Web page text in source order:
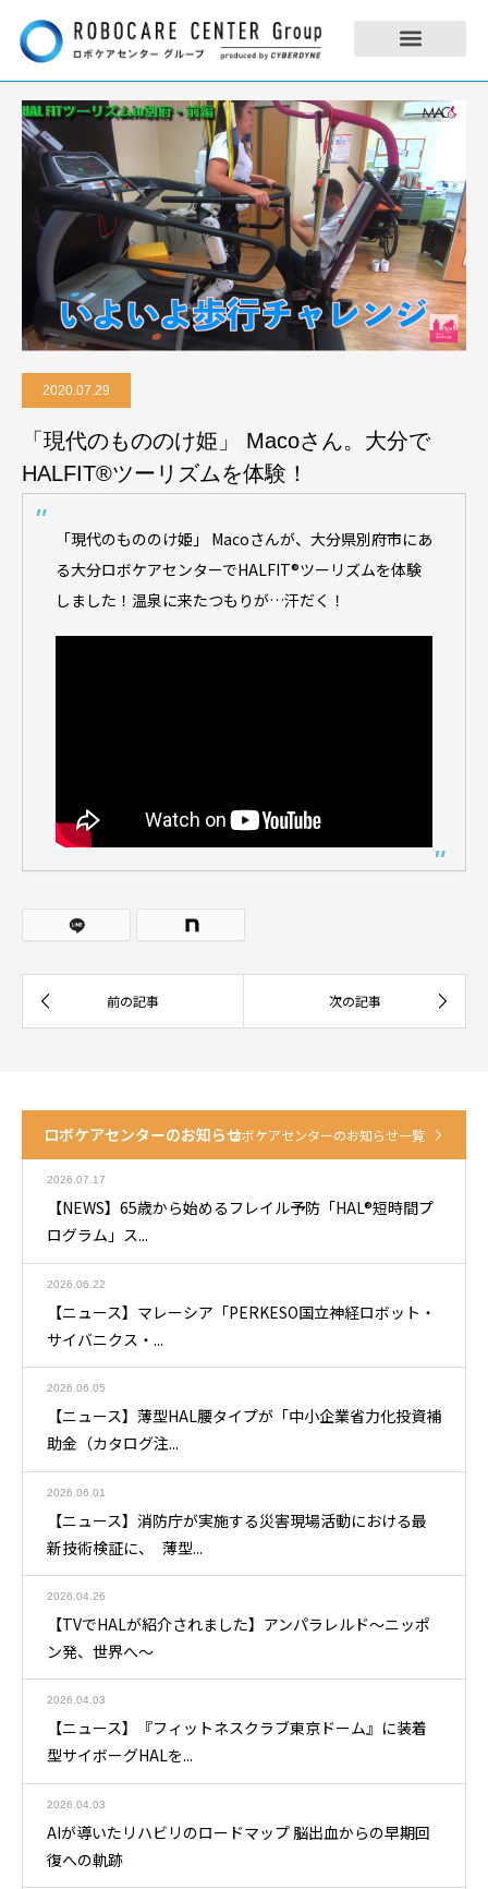
2020.07.29
「現代のもののけ姫」 Macoさん。大分で
HALFIT®︎ツーリズムを体験！
「現代のもののけ姫」 Macoさんが、大分県別府市にあ
る大分ロボケアセンターでHALFIT®︎ツーリズムを体験
しました！温泉に来たつもりが…汗だく！
ロボケアセンターのお知らせロボケアセンターのお知らせ一覧
2026.07.17
【NEWS】65歳から始めるフレイル予防「HAL®短時間プ
ログラム」ス...
2026.06.22
【ニュース】マレーシア「PERKESO国立神経ロボット・
サイバニクス・...
2026.06.05
【ニュース】薄型HAL腰タイプが「中小企業省力化投資補
助金（カタログ注...
2026.06.01
【ニュース】消防庁が実施する災害現場活動における最
新技術検証に、 薄型...
2026.04.26
【TVでHALが紹介されました】アンパラレルド～ニッポ
ン発、世界へ～
2026.04.03
【ニュース】『フィットネスクラブ東京ドーム』に装着
型サイボーグHALを...
2026.04.03
AIが導いたリハビリのロードマップ 脳出血からの早期回
復への軌跡